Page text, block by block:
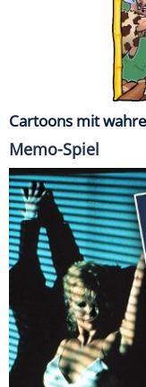
Cartoons mit
Memo-Spiel